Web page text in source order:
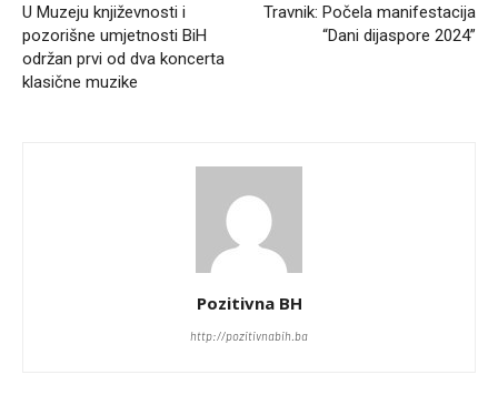
U Muzeju književnosti i
pozorišne umjetnosti BiH
održan prvi od dva koncerta
klasične muzike
Travnik: Počela manifestacija
“Dani dijaspore 2024”
Pozitivna BH
http://pozitivnabih.ba